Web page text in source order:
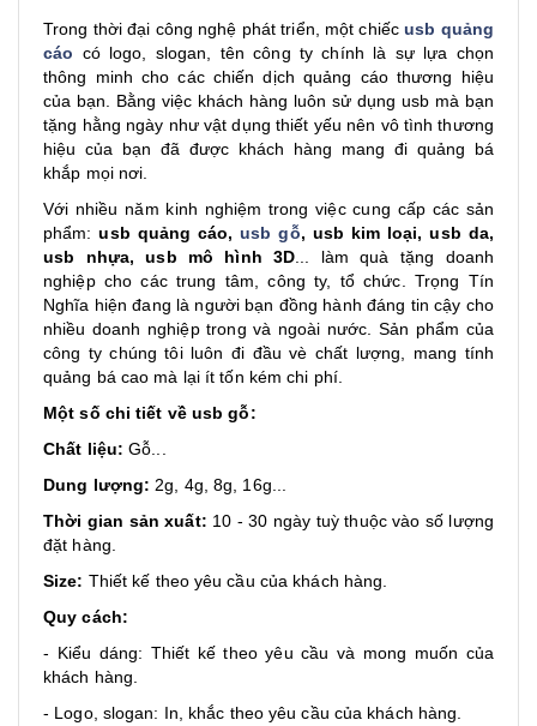
Trong thời đại công nghệ phát triển, một chiếcusb quảng
cáo có logo, slogan, tên công ty chính là sự lựa chọn
thông minh cho các chiến dịch quảng cáo thương hiệu
của bạn. Bằng việc khách hàng luôn sử dụng usb mà bạn
tặng hằng ngày như vật dụng thiết yếu nên vô tình thương
hiệu của bạn đã được khách hàng mang đi quảng bá
khắp mọi nơi.
Với nhiều năm kinh nghiệm trong việc cung cấp các sản
phẩm:usb quảng cáo,usb gỗ, usb kim loại, usb da,
usb nhựa, usb mô hình 3D ... làm quà tặng doanh
nghiệp cho các trung tâm, công ty, tổ chức. Trọng Tín
Nghĩa hiện đang là người bạn đồng hành đáng tin cậy cho
nhiều doanh nghiệp trong và ngoài nước. Sản phẩm của
công ty chúng tôi luôn đi đầu vè chất lượng, mang tính
quảng bá cao mà lại ít tốn kém chi phí.
Một số chi tiết về usb gỗ:
Chất liệu: Gỗ...
Dung lượng: 2g, 4g, 8g, 16g...
Thời gian sản xuất: 10 - 30 ngày tuỳ thuộc vào số lượng
đặt hàng.
Size: Thiết kế theo yêu cầu của khách hàng.
Quy cách:
- Kiểu dáng: Thiết kế theo yêu cầu và mong muốn của
khách hàng.
- Logo, slogan: In, khắc theo yêu cầu của khách hàng.